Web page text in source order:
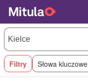
Filtry Słowa kluczowe